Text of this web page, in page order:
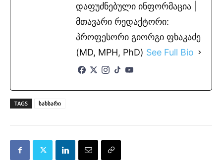
დაფუძნებული ინფორმაცია |
მთავარი რედაქტორი:
პროფესორი გიორგი ფხაკაძე
(MD, MPH, PhD) See Full Bio
TAGS სახსარი